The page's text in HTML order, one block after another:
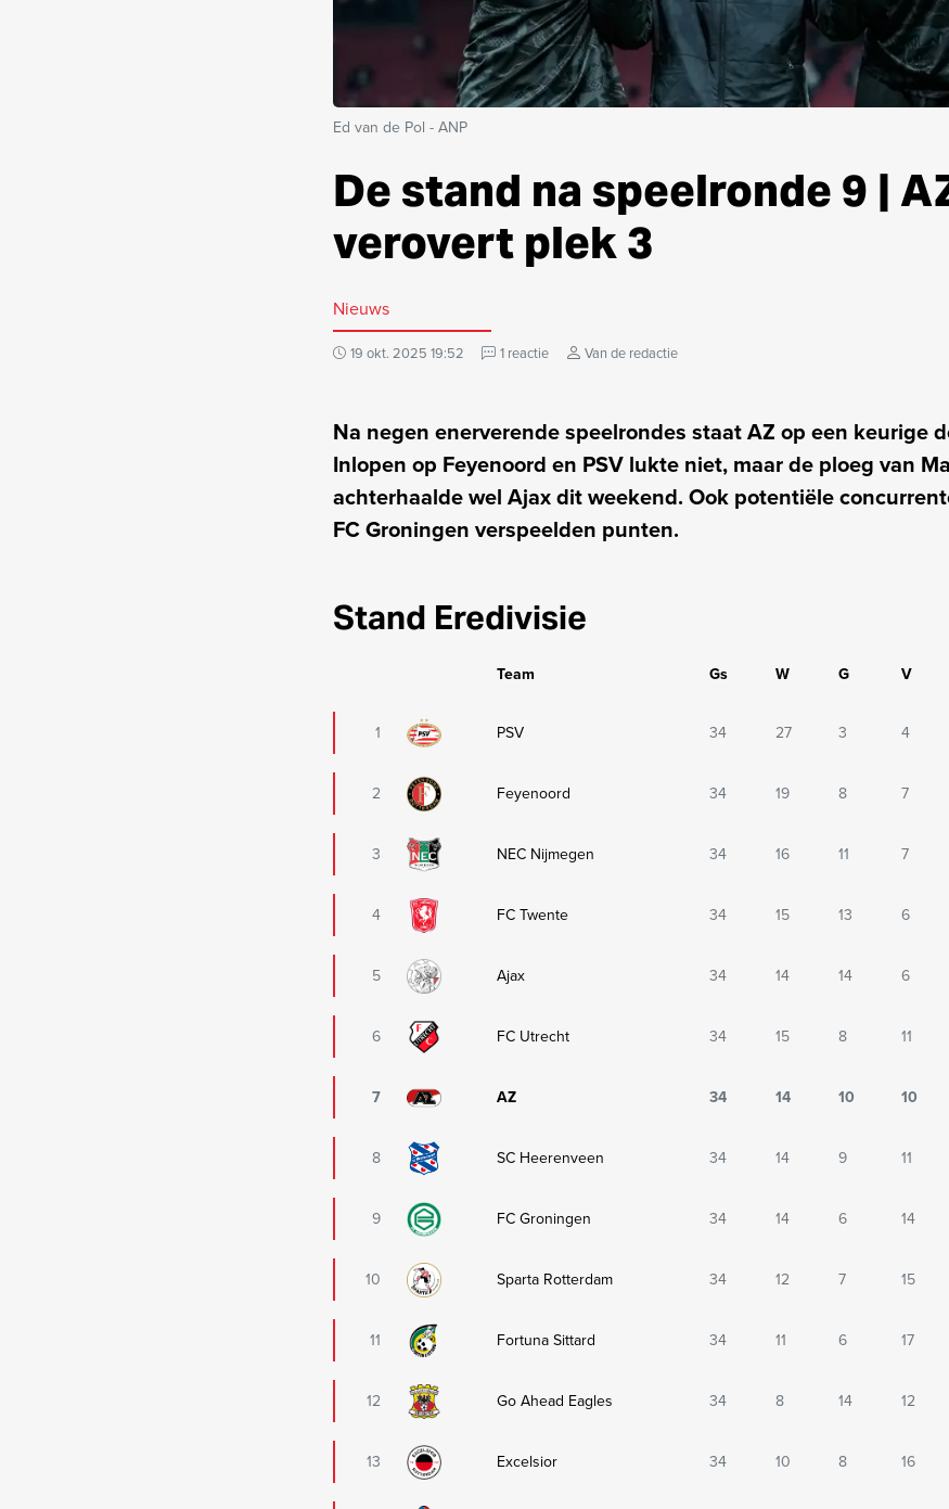
Ed van de Pol - ANP
De stand na speelronde 9 |
verovert plek 3
Nieuws
19 okt. 2025 19:52 1 reactie Van de redactie
Na negen enerverende speelrondes staat AZ op een keurige
Inlopen op Feyenoord en PSV lukte niet, maar de ploeg van
achterhaalde wel Ajax dit weekend. Ook potentiële
FC Groningen verspeelden punten.
Stand Eredivisie
Team Gs W G V
1 PSV 34 27 3 4
2 Feyenoord 34 19 8 7
3 NEC Nijmegen 34 16 11 7
4 FC Twente 34 15 13 6
5 Ajax 34 14 14 6
6 FC Utrecht 34 15 8 11
7 AZ 34 14 10 10
8 SC Heerenveen 34 14 9 11
9 FC Groningen 34 14 6 14
10 Sparta Rotterdam 34 12 7 15
11 Fortuna Sittard 34 11 6 17
12 Go Ahead Eagles 34 8 14 12
13 Excelsior 34 10 8 16